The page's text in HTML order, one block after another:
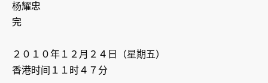
杨耀忠
完
２０１０年１２月２４日（星期五）
香港时间１１时４７分